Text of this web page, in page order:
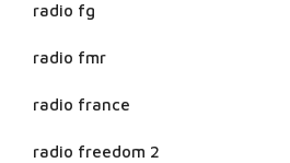
radio fg
radio fmr
radio france
radio freedom 2